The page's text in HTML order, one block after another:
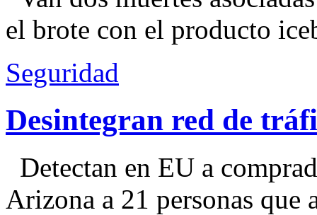
el brote con el producto
Seguridad
Desintegran red de
Detectan en EU a
Arizona a 21 personas que